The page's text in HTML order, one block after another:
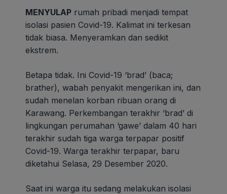
MENYULAP rumah pribadi menjadi tempat
isolasi pasien Covid-19. Kalimat ini terkesan
tidak biasa. Menyeramkan dan sedikit
ekstrem.
Betapa tidak. Ini Covid-19 ‘brad’ (baca;
brather), wabah penyakit mengerikan ini, dan
sudah menelan korban ribuan orang di
Karawang. Perkembangan terakhir ‘brad’ di
lingkungan perumahan ‘gawe’ dalam 40 hari
terakhir sudah tiga warga terpapar positif
Covid-19. Warga terakhir terpapar, baru
diketahui Selasa, 29 Desember 2020.
Saat ini warga itu sedang melakukan isolasi